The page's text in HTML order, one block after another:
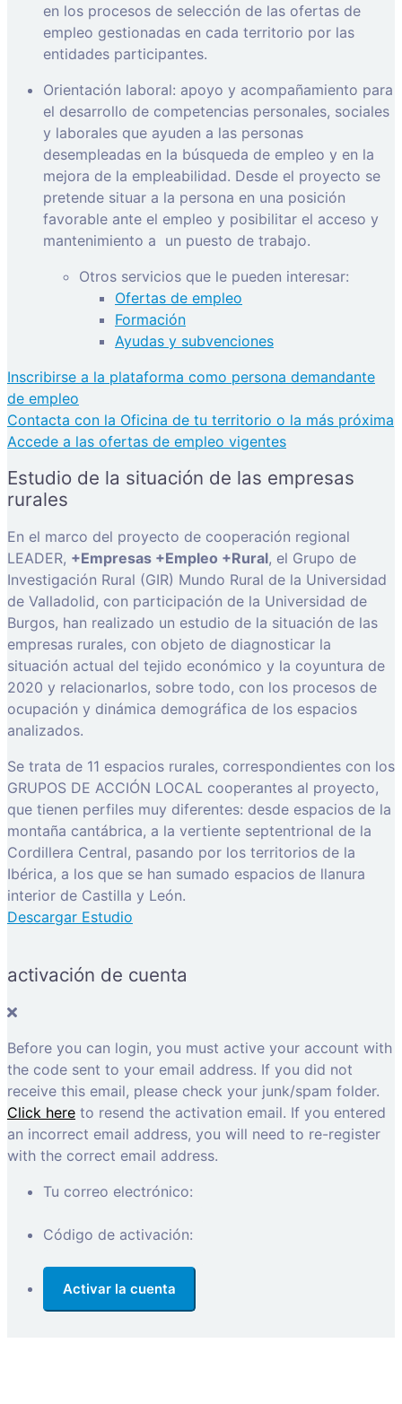
en los procesos de selección de las ofertas de
empleo gestionadas en cada territorio por las
entidades participantes.
Orientación laboral: apoyo y acompañamiento para
el desarrollo de competencias personales, sociales
y laborales que ayuden a las personas
desempleadas en la búsqueda de empleo y en la
mejora de la empleabilidad. Desde el proyecto se
pretende situar a la persona en una posición
favorable ante el empleo y posibilitar el acceso y
mantenimiento a un puesto de trabajo.
Otros servicios que le pueden interesar:
Ofertas de empleo
Formación
Ayudas y subvenciones
Inscribirse a la plataforma como persona demandante
de empleo
Contacta con la Oficina de tu territorio o la más próxima
Accede a las ofertas de empleo vigentes
Estudio de la situación de las empresas
rurales
En el marco del proyecto de cooperación regional
LEADER, +Empresas +Empleo +Rural, el Grupo de
Investigación Rural (GIR) Mundo Rural de la Universidad
de Valladolid, con participación de la Universidad de
Burgos, han realizado un estudio de la situación de las
empresas rurales, con objeto de diagnosticar la
situación actual del tejido económico y la coyuntura de
2020 y relacionarlos, sobre todo, con los procesos de
ocupación y dinámica demográfica de los espacios
analizados.
Se trata de 11 espacios rurales, correspondientes con los
GRUPOS DE ACCIÓN LOCAL cooperantes al proyecto,
que tienen perfiles muy diferentes: desde espacios de la
montaña cantábrica, a la vertiente septentrional de la
Cordillera Central, pasando por los territorios de la
Ibérica, a los que se han sumado espacios de llanura
interior de Castilla y León.
Descargar Estudio
activación de cuenta
Before you can login, you must active your account with
the code sent to your email address. If you did not
receive this email, please check your junk/spam folder.
Click here to resend the activation email. If you entered
an incorrect email address, you will need to re-register
with the correct email address.
Tu correo electrónico:
Código de activación: